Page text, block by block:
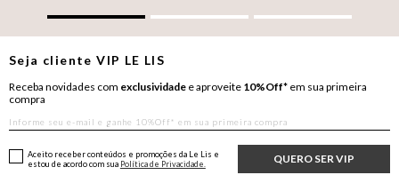
Seja clienteVIP LE LIS
Receba novidades com exclusividade e aproveite 10%Off* em sua primeira
compra
QUERO SER VIP
Aceito receber conteúdos e promoções da Le Lis e
estou de acordo com sua Política de Privacidade.